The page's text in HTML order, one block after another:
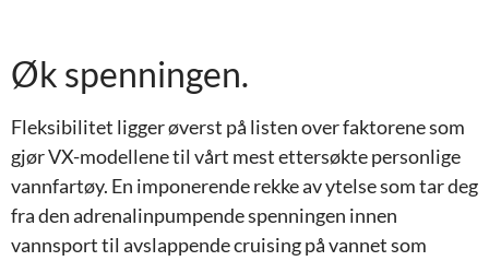
Øk spenningen.
Fleksibilitet ligger øverst på listen over faktorene som
gjør VX-modellene til vårt mest ettersøkte personlige
vannfartøy. En imponerende rekke av ytelse som tar deg
fra den adrenalinpumpende spenningen innen
vannsport til avslappende cruising på vannet som